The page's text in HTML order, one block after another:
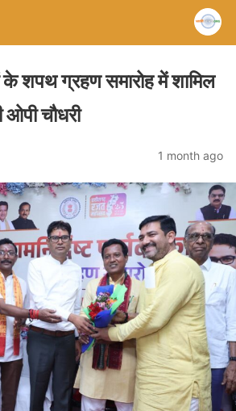
के शपथ ग्रहण समारोह में शामिल
ओपी चौधरी
1 month ago